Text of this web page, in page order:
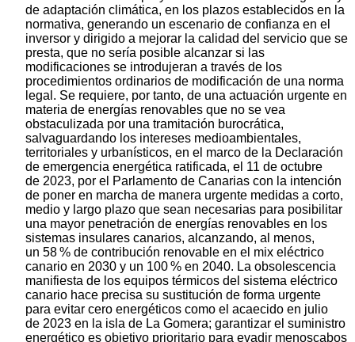
de adaptación climática, en los plazos establecidos en la
normativa, generando un escenario de confianza en el
inversor y dirigido a mejorar la calidad del servicio que se
presta, que no sería posible alcanzar si las
modificaciones se introdujeran a través de los
procedimientos ordinarios de modificación de una norma
legal. Se requiere, por tanto, de una actuación urgente en
materia de energías renovables que no se vea
obstaculizada por una tramitación burocrática,
salvaguardando los intereses medioambientales,
territoriales y urbanísticos, en el marco de la Declaración
de emergencia energética ratificada, el 11 de octubre
de 2023, por el Parlamento de Canarias con la intención
de poner en marcha de manera urgente medidas a corto,
medio y largo plazo que sean necesarias para posibilitar
una mayor penetración de energías renovables en los
sistemas insulares canarios, alcanzando, al menos,
un 58 % de contribución renovable en el mix eléctrico
canario en 2030 y un 100 % en 2040. La obsolescencia
manifiesta de los equipos térmicos del sistema eléctrico
canario hace precisa su sustitución de forma urgente
para evitar cero energéticos como el acaecido en julio
de 2023 en la isla de La Gomera; garantizar el suministro
energético es objetivo prioritario para evadir menoscabos